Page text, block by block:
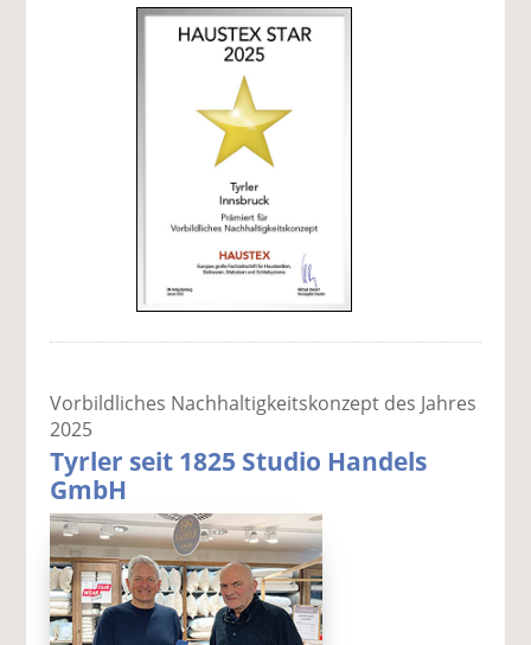
Vorbildliches Nachhaltigkeitskonzept des Jahres
2025
Tyrler seit 1825 Studio Handels
GmbH